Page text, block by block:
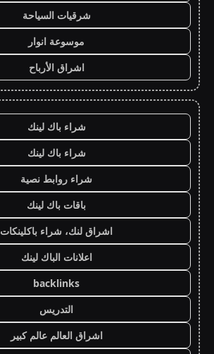
شرقيات السياحة
موسوعة انوار
اشراق الأرباح
شراء باك لينك
شراء باك لينك
شراء روابط نصية
باقات باك لينك
اشراق لنك، شراء باكلينكات
اعلانات الباك لينك
backlinks
التدريس
اشراق العالم عالم كبير